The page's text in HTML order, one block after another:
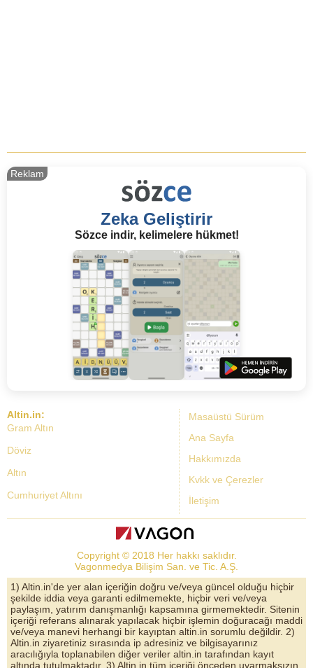
Zeka Geliştirir
Sözce indir, kelimelere hükmet!
Reklam
Masaüstü Sürüm
Ana Sayfa
Hakkımızda
Kvkk ve Çerezler
İletişim
Altin.in:
Gram Altın
Döviz
Altın
Cumhuriyet Altını
Dolar Kuru
Altın Yorumları
Döviz Kurları
Çeyrek Altın
Bitcoin
Copyright © 2018 Her hakkı saklıdır.
Vagonmedya Bilişim San. ve Tic. A.Ş.
1) Altin.in'de yer alan içeriğin doğru ve/veya güncel olduğu hiçbir
şekilde iddia veya garanti edilmemekte, hiçbir veri ve/veya
paylaşım, yatırım danışmanlığı kapsamına girmemektedir. Sitenin
içeriği referans alınarak yapılacak hiçbir işlemin doğuracağı maddi
ve/veya manevi herhangi bir kayıptan altin.in sorumlu değildir. 2)
Altin.in ziyaretiniz sırasında ip adresiniz ve bilgisayarınız
aracılığıyla toplanabilen diğer veriler altin.in tarafından kayıt
altında tutulmaktadır. 3) Altin.in tüm içeriği önceden uyarmaksızın